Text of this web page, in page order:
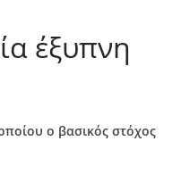
έξυπνη
ο βασικός στόχος